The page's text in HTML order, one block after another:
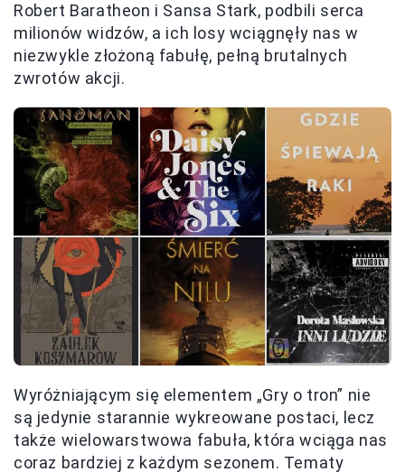
Robert Baratheon i Sansa Stark, podbili serca
milionów widzów, a ich losy wciągnęły nas w
niezwykle złożoną fabułę, pełną brutalnych
zwrotów akcji.
Wyróżniającym się elementem „Gry o tron” nie
są jedynie starannie wykreowane postaci, lecz
także wielowarstwowa fabuła, która wciąga nas
coraz bardziej z każdym sezonem. Tematy